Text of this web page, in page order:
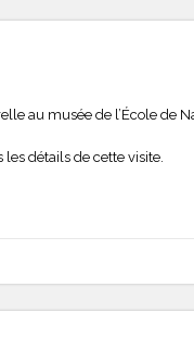
au musée de l’École de
détails de cette visite.